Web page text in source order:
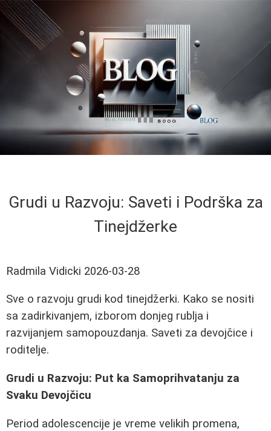
Grudi u Razvoju: Saveti i Podrška za
Tinejdžerke
Radmila Vidicki 2026-03-28
Sve o razvoju grudi kod tinejdžerki. Kako se nositi
sa zadirkivanjem, izborom donjeg rublja i
razvijanjem samopouzdanja. Saveti za devojčice i
roditelje.
Grudi u Razvoju: Put ka Samoprihvatanju za
Svaku Devojčicu
Period adolescencije je vreme velikih promena,